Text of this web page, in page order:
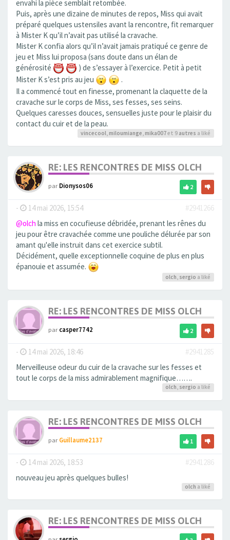
envahi la pièce semblait retombée.
Puis, après une dizaine de minutes de repos, Miss qui avait
préparé quelques ustensiles avant la rencontre, fit remarquer
à Mister K qu’il n’avait pas utilisé la cravache.
Mister K confia alors qu’il n’avait jamais pratiqué ce genre de
jeu et Miss lui proposa (sans doute dans un élan de
générosité
) de s’essayer à l’exercice. Petit à petit
Mister K s’est pris au jeu
.
Il a commencé tout en finesse, promenant la claquette de la
cravache sur le corps de Miss, ses fesses, ses seins.
Quelques caresses douces, sensuelles juste pour le plaisir du
contact du cuir et de la peau.
vincecool miloumiange mika007et 9 autres a liké
RE: LES RENCONTRES DE MISS OLCH
parDionysos06 2
- 14 mai 2026, 15:54
#2941266
@olch la miss en cocufieuse débridée, prenant les rênes du
jeu pour être cravachée comme une pouliche délurée par son
amant qu'elle instruit dans cet exercice subtil.
Décidément, quelle exceptionnelle coquine de plus en plus
épanouie et assumée.
olch sergio a liké
RE: LES RENCONTRES DE MISS OLCH
parcasper7742 2
- 14 mai 2026, 18:46
#2941285
Merveilleuse odeur du cuir de la cravache sur les fesses et
tout le corps de la miss admirablement magnifique…….
olch, sergio a liké
RE: LES RENCONTRES DE MISS OLCH
parGuillaume2137 1
- 14 mai 2026, 18:53
#2941286
nouveau jeu après quelques bulles!
olch a liké
RE: LES RENCONTRES DE MISS OLCH